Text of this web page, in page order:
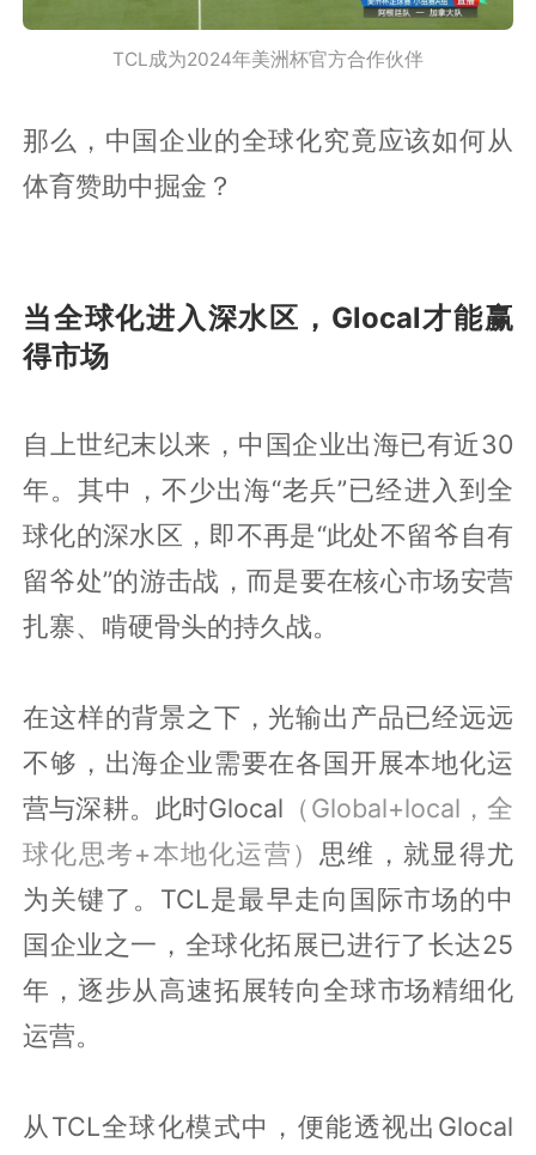
TCL成为2024年美洲杯官方合作伙伴
那么，中国企业的全球化究竟应该如何从
体育赞助中掘金？
当全球化进入深水区，Glocal才能赢
得市场
自上世纪末以来，中国企业出海已有近30
年。其中，不少出海“老兵”已经进入到全
球化的深水区，即不再是“此处不留爷自有
留爷处”的游击战，而是要在核心市场安营
扎寨、啃硬骨头的持久战。
在这样的背景之下，光输出产品已经远远
不够，出海企业需要在各国开展本地化运
营与深耕。此时Glocal （Global+local，全
球化思考+本地化运营） 思维，就显得尤
为关键了。TCL是最早走向国际市场的中
国企业之一，全球化拓展已进行了长达25
年，逐步从高速拓展转向全球市场精细化
运营。
从TCL全球化模式中，便能透视出Glocal